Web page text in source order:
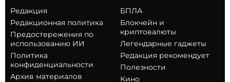
Редакция
Редакционная политика
Предостережения по
использованию ИИ
Политика
конфиденциальности
Архив материалов
БПЛА
Блокчейн и
криптовалюты
Легендарные гаджеты
Редакция рекомендует
Полезности
Кино